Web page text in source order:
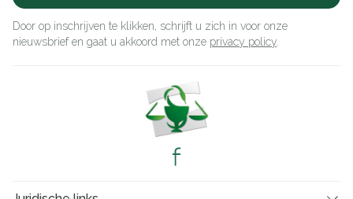
Door op inschrijven te klikken, schrijft u zich in voor onze
nieuwsbrief en gaat u akkoord met onze privacy policy